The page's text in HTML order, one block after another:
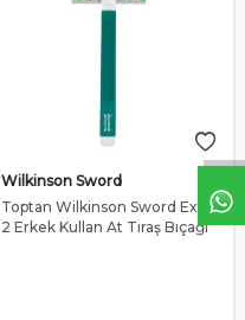
Wilkinson Sword
Toptan Wilkinson Sword Extra
2 Erkek Kullan At Tıraş Bıçağı